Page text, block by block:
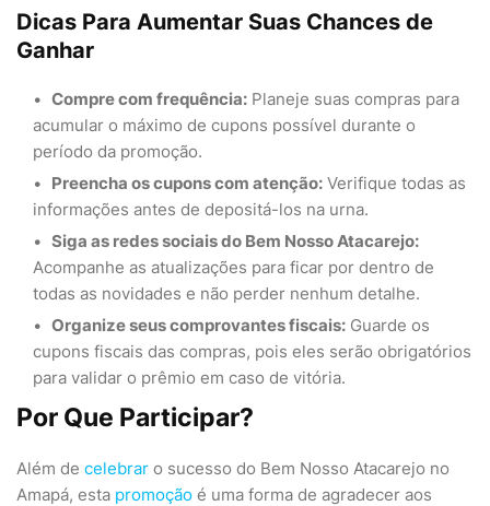
Dicas Para Aumentar Suas Chances de
Ganhar
Compre com frequência: Planeje suas compras para
acumular o máximo de cupons possível durante o
período da promoção.
Preencha os cupons com atenção: Verifique todas as
informações antes de depositá-los na urna.
Siga as redes sociais do Bem Nosso Atacarejo:
Acompanhe as atualizações para ficar por dentro de
todas as novidades e não perder nenhum detalhe.
Organize seus comprovantes fiscais: Guarde os
cupons fiscais das compras, pois eles serão obrigatórios
para validar o prêmio em caso de vitória.
Por Que Participar?
Além de celebrar o sucesso do Bem Nosso Atacarejo no
Amapá, esta promoção é uma forma de agradecer aos